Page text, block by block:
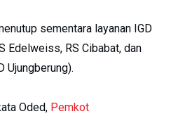
sementara layanan IGD
Edelweiss, RS Cibabat, dan
Ujungberung).
Oded, Pemkot